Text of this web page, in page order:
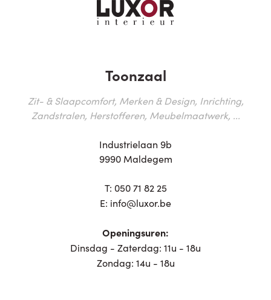
Toonzaal
Zit- & Slaapcomfort, Merken & Design, Inrichting,
Zandstralen, Herstofferen, Meubelmaatwerk, ...
Industrielaan 9b
9990 Maldegem
T: 050 71 82 25
E: info@luxor.be
Openingsuren:
Dinsdag - Zaterdag: 11u - 18u
Zondag: 14u - 18u